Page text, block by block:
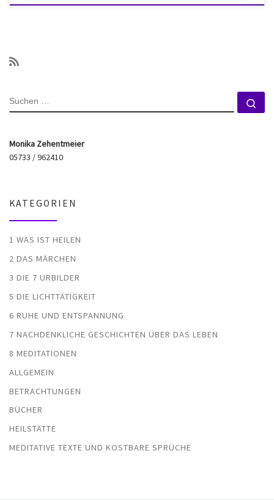
SUCHE
Monika Zehentmeier
05733 / 962410
KATEGORIEN
1 WAS IST HEILEN
2 DAS MÄRCHEN
3 DIE 7 URBILDER
5 DIE LICHTTÄTIGKEIT
6 RUHE UND ENTSPANNUNG
7 NACHDENKLICHE GESCHICHTEN ÜBER DAS LEBEN
8 MEDITATIONEN
ALLGEMEIN
BETRACHTUNGEN
BÜCHER
HEILSTÄTTE
MEDITATIVE TEXTE UND KOSTBARE SPRÜCHE